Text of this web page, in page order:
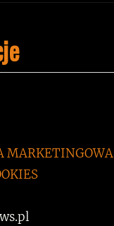
MARKETINGOWA